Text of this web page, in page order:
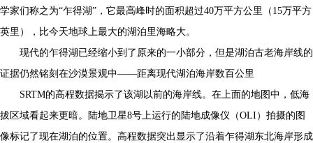
学家们称之为“乍得湖”，它最高峰时的面积超过40万平方公里（15万平方
英里），比今天地球上最大的湖泊里海略大。
现代的乍得湖已经缩小到了原来的一小部分，但是湖泊古老海岸线的
证据仍然铭刻在沙漠景观中——距离现代湖泊海岸数百公里
SRTM的高程数据揭示了该湖以前的海岸线。在上面的地图中，低海
拔区域看起来更暗。陆地卫星8号上运行的陆地成像仪（OLI）拍摄的图
像标记了现在湖泊的位置。高程数据突出显示了沿着乍得湖 东北海岸形成